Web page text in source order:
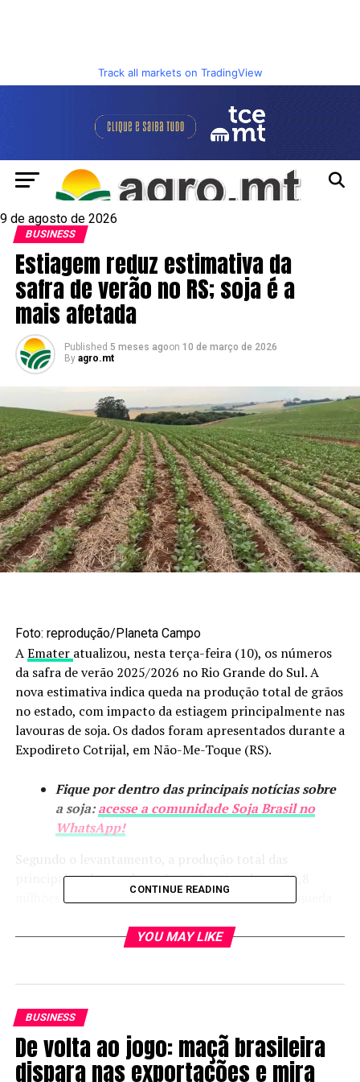
Track all markets on TradingView
9 de agosto de 2026
BUSINESS
Estiagem reduz estimativa da
safra de verão no RS; soja é a
mais afetada
Published 5 meses agoon 10 de março de 2026
By agro.mt
Foto: reprodução/Planeta Campo
AEmater atualizou, nesta terça-feira (10), os números
da safra de verão 2025/2026 no Rio Grande do Sul. A
nova estimativa indica queda na produção total de grãos
no estado, com impacto da estiagem principalmente nas
lavouras de soja. Os dados foram apresentados durante a
Expodireto Cotrijal, em Não-Me-Toque (RS).
Fique por dentro das principais notícias sobre
a soja:acesse a comunidade Soja Brasil no
WhatsApp!
Segundo o levantamento, a produção total das
principais culturas de verão está estimada em 32,8
milhões de toneladas. O volume representa uma queda
eram projetadas cerca de 35,3 milhões de toneladas. Na
Cultura da soja
A soja, principal cultura do estado, foi a mais impactada
CONTINUE READING
YOU MAY LIKE
BUSINESS
De volta ao jogo: maçã brasileira
dispara nas exportações e mira